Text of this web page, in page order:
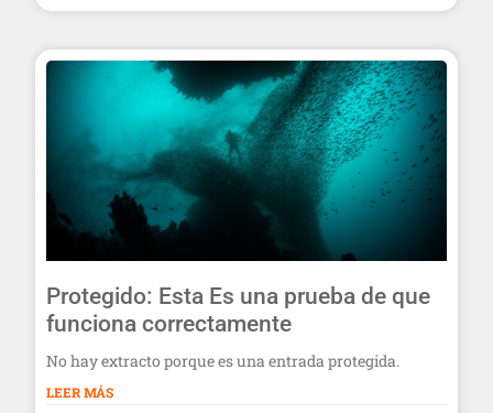
Protegido: Esta Es una prueba de que
funciona correctamente
No hay extracto porque es una entrada protegida.
LEER MÁS